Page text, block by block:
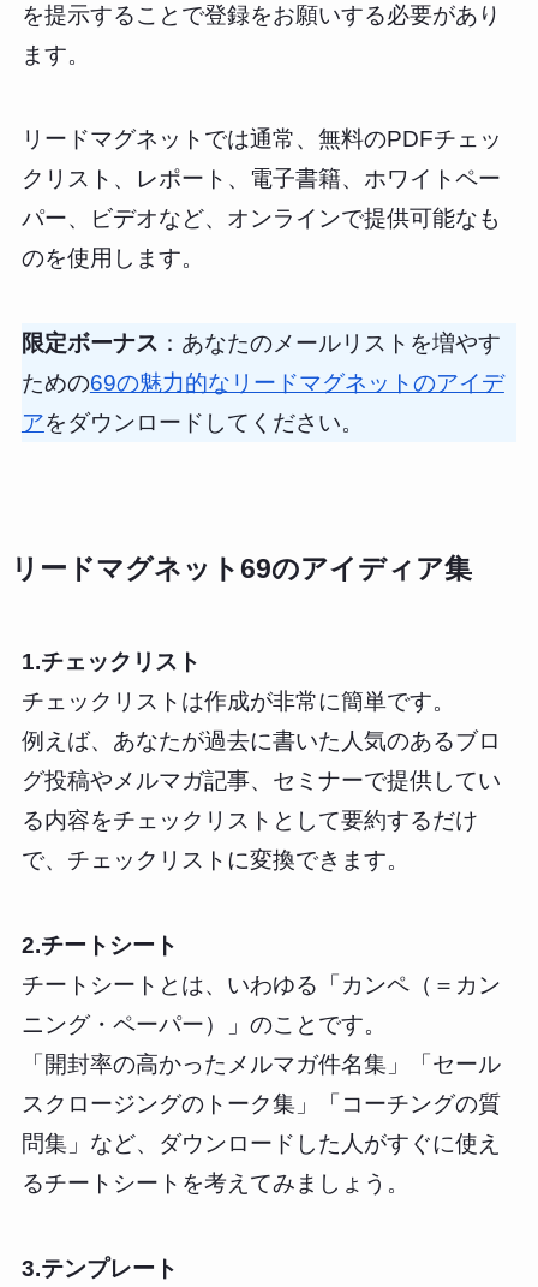
を提示することで登録をお願いする必要があり
ます。
リードマグネットでは通常、無料のPDFチェッ
クリスト、レポート、電子書籍、ホワイトペー
パー、ビデオなど、オンラインで提供可能なも
のを使用します。
限定ボーナス ：あなたのメールリストを増やす
ための69の魅力的なリードマグネットのアイデ
アをダウンロードしてください。
リードマグネット69のアイディア集
1.チェックリスト
チェックリストは作成が非常に簡単です。
例えば、あなたが過去に書いた人気のあるブロ
グ投稿やメルマガ記事、セミナーで提供してい
る内容をチェックリストとして要約するだけ
で、チェックリストに変換できます。
2.チートシート
チートシートとは、いわゆる「カンペ（＝カン
ニング・ペーパー）」のことです。
「開封率の高かったメルマガ件名集」「セール
スクロージングのトーク集」「コーチングの質
問集」など、ダウンロードした人がすぐに使え
るチートシートを考えてみましょう。
3.テンプレート